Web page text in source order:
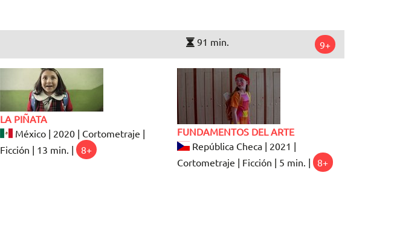
91 min. 9+
LA PIÑATA
México | 2020 | Cortometraje |
Ficción | 13 min. |
8+
FUNDAMENTOS DEL ARTE
República Checa | 2021 |
Cortometraje | Ficción | 5 min. |
8+